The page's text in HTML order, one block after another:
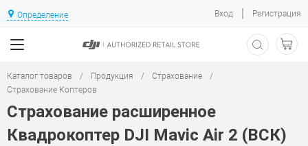
Определение Вход | Регистрация
Каталог товаров / Продукция / Страхование
/
Страхование Коптеров
Страхование расширенное
Квадрокоптер DJI Mavic Air 2 (ВСК)